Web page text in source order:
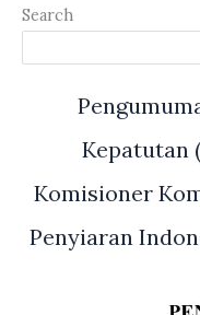
Search
Kepatutan
Komisioner
Penyiaran